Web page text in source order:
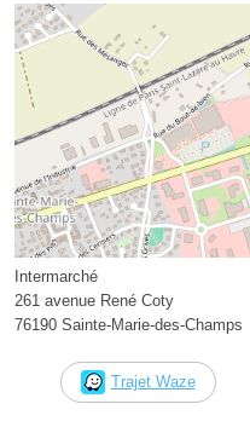
Intermarché
261 avenue René Coty
76190 Sainte-Marie-des-Champs
Trajet Waze